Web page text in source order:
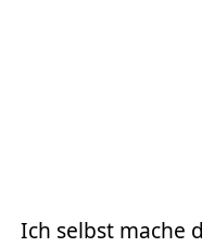
Ich selbst mache